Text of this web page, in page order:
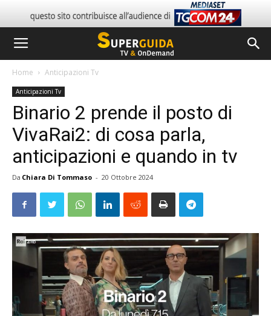
Home Anticipazioni Tv
Anticipazioni Tv
Binario 2 prende il posto di
VivaRai2: di cosa parla,
anticipazioni e quando in tv
Da Chiara Di Tommaso - 20 Ottobre 2024